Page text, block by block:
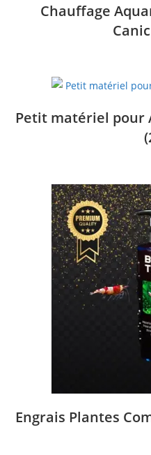
Chauffage
Petit matériel pour
Engrais Plantes